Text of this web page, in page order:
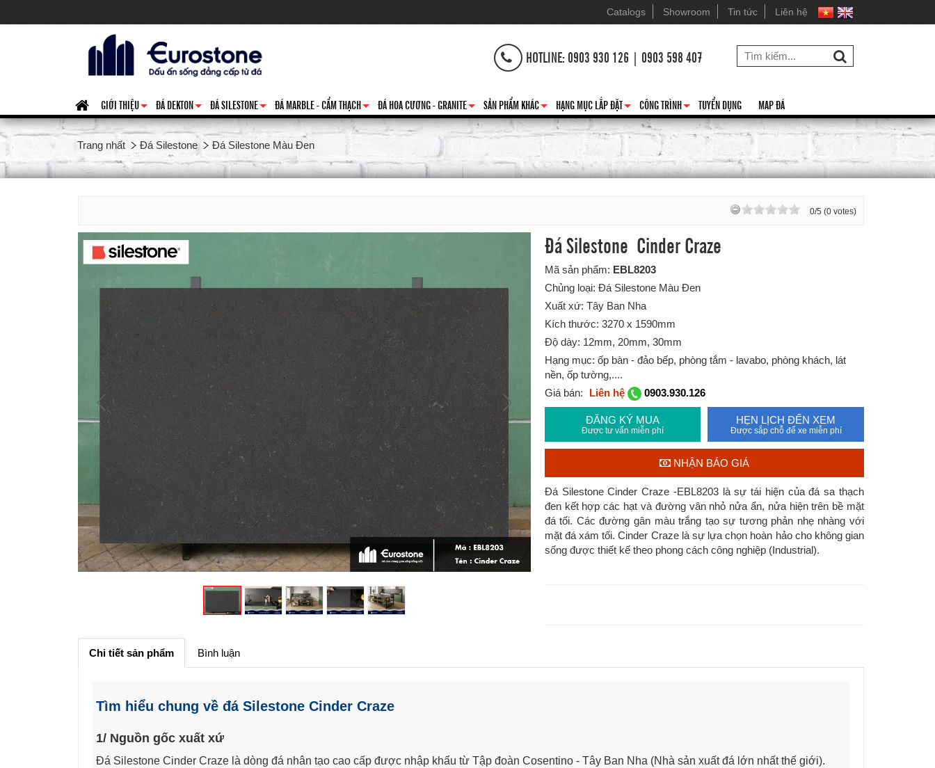
Catalogs Showroom Tin tức Liên hệ
HOTLINE: 0903 930 126 | 0903 598 407
+
GIỚI THIỆU
+
ĐÁ DEKTON
+
ĐÁ SILESTONE
+
ĐÁ MARBLE - CẨM THẠCH
+
ĐÁ HOA CƯƠNG - GRANITE
+
SẢN PHẨM KHÁC
+
HẠNG MỤC LẮP ĐẶT
+
CÔNG TRÌNH TUYỂN DỤNG MAP ĐÁ
Trang nhất Đá Silestone Đá Silestone Màu Đen
0/5 (0 votes)
Đá Silestone Cinder Craze
Mã sản phẩm: EBL8203
Chủng loại: Đá Silestone Màu Đen
Xuất xứ: Tây Ban Nha
Kích thước: 3270 x 1590mm
Độ dày: 12mm, 20mm, 30mm
Hạng mục: ốp bàn - đảo bếp, phòng tắm - lavabo, phòng khách, lát
nền, ốp tường,....
Giá bán:
Liên hệ 0903.930.126
ĐĂNG KÝ MUA
Được tư vấn miễn phí
HẸN LỊCH ĐẾN XEM
Được sắp chỗ để xe miễn phí
NHẬN BÁO GIÁ
Đá Silestone Cinder Craze -EBL8203 là sự tái hiện của đá sa thạch
đen kết hợp các hạt và đường vân nhỏ nửa ẩn, nửa hiện trên bề mặt
đá tối. Các đường gân màu trắng tạo sự tương phản nhẹ nhàng với
mặt đá xám tối. Cinder Craze là sự lựa chọn hoàn hảo cho không gian
sống được thiết kế theo phong cách công nghiệp (Industrial).
Chi tiết sản phẩm Bình luận
Tìm hiểu chung về đá Silestone Cinder Craze
1/ Nguồn gốc xuất xứ
Đá Silestone Cinder Craze là dòng đá nhân tạo cao cấp được nhập khẩu từ Tập đoàn Cosentino - Tây Ban Nha (Nhà sản xuất đá lớn nhất thế giới).